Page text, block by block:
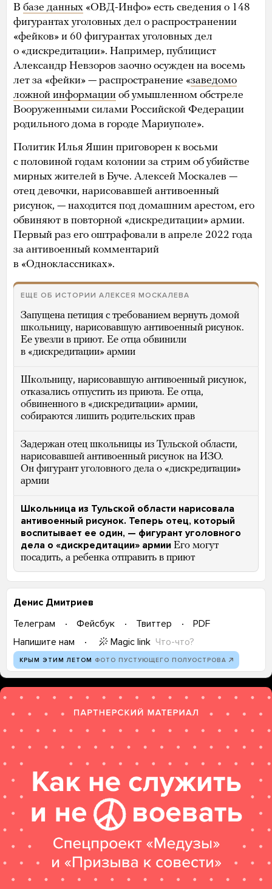
В базе данных «ОВД-Инфо» есть сведения о 148
фигурантах уголовных дел о распространении
«фейков» и 60 фигурантах уголовных дел
о «дискредитации». Например, публицист
Александр Невзоров заочно осужден на восемь
лет за «фейки» — распространение «заведомо
ложной информации об умышленном обстреле
Вооруженными силами Российской Федерации
родильного дома в городе Мариуполе».
Политик Илья Яшин приговорен к восьми
с половиной годам колонии за стрим об убийстве
мирных жителей в Буче. Алексей Москалев —
отец девочки, нарисовавшей антивоенный
рисунок, — находится под домашним арестом, его
обвиняют в повторной «дискредитации» армии.
Первый раз его оштрафовали в апреле 2022 года
за антивоенный комментарий
в «Одноклассниках».
ЕЩЕ ОБ ИСТОРИИ АЛЕКСЕЯ МОСКАЛЕВА
Запущена петиция с требованием вернуть домой
школьницу, нарисовавшую антивоенный рисунок.
Ее увезли в приют. Ее отца обвинили
в «дискредитации» армии
Школьницу, нарисовавшую антивоенный рисунок,
отказались отпустить из приюта. Ее отца,
обвиненного в «дискредитации» армии,
собираются лишить родительских прав
Задержан отец школьницы из Тульской области,
нарисовавшей антивоенный рисунок на ИЗО.
Он фигурант уголовного дела о «дискредитации»
армии
Школьница из Тульской области нарисовала
антивоенный рисунок. Теперь отец, который
воспитывает ее один, — фигурант уголовного
дела о «дискредитации» армии Его могут
посадить, а ребенка отправить в приют
Денис Дмитриев
Телеграм
Фейсбук Твиттер
PDF
Напишите нам
Magic link Что-что?
КРЫМ ЭТИМ ЛЕТОМ ФОТО ПУСТУЮЩЕГО ПОЛУОСТРОВА